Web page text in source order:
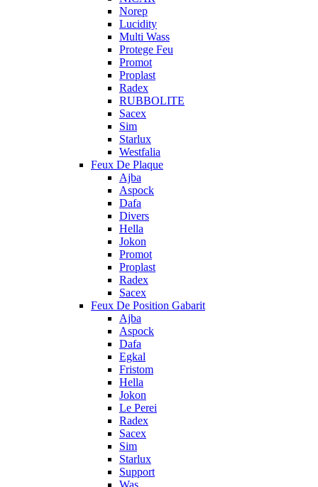
Norep
Lucidity
Multi Wass
Protege Feu
Promot
Proplast
Radex
RUBBOLITE
Sacex
Sim
Starlux
Westfalia
Feux De Plaque
Ajba
Aspock
Dafa
Divers
Hella
Jokon
Promot
Proplast
Radex
Sacex
Feux De Position Gabarit
Ajba
Aspock
Dafa
Egkal
Fristom
Hella
Jokon
Le Perei
Radex
Sacex
Sim
Starlux
Support
Was